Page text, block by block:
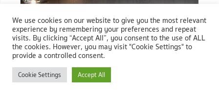
We use cookies on our website to give you the most relevant
experience by remembering your preferences and repeat
visits. By clicking “Accept All”, you consent to the use of ALL
the cookies. However, you may visit "Cookie Settings" to
provide a controlled consent.
Cookie Settings Accept All